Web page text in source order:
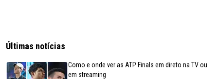
Últimas notícias
Como e onde ver as ATP Finals em direto na TV ou
em streaming